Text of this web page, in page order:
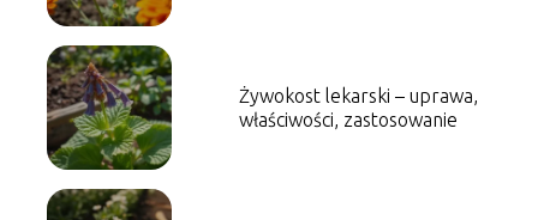
Żywokost lekarski – uprawa,
właściwości, zastosowanie